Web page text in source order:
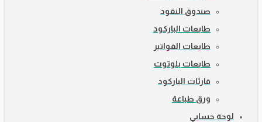
صندوق النقود
طابعات الباركود
طابعات الفواتير
طابعات بلوتوث
قارئات الباركود
ورق طباعة
لوحة حسابي